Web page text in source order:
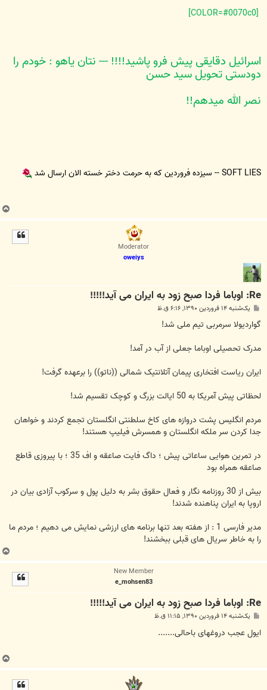
اسرائيل دقايقی پيش فرو پاشيد!!!! --- نتان ياهو : خودم را
دودستی تحويل سيد حسن
نصر الله ميدهم!!
SOFT LIES -- سیزده فروردین که به حرمت دختر خسته الان ارسال شد
ب
ا
Moderator
oweiys
Re: اوباما فردا صبح زود به ایران می آید!!!!!
پ
ت
یک‌شنبه ۱۴ فروردین ۱۳۹۰, ۶:۱۶ ق.ظ
گواردیولا سرمربی تیم ملی شد!
مدرک تحصیلی اوباما جعلی از آب در آمد!
ایران ریاست افتخاری پیمان آتلانتیک شمالی ((ناتو)) را برعهده گرفت!
لحظاتی پیش آمریکا به 50 ایالت بزرگ و کوچک تقسیم شد!
مردم انگلیس پشت دروازه های کاخ سلطنتی انگلستان تجمع کردند و خواهان
جدا کردن سر ملکه انگلستان و همسرش فیلیپ هستند!
در تمرین هوایی ساعاتی پیش ؛ داگ فایت صاعقه و اف 35 ؛ با پیروزی قاطع
صاعقه همراه بود
بیش از 30 روزنامه نگار و فعال حقوق بشر به دلیل پول و سرکوب آزادی بیان در
اروپا به ایران پناهنده شدند!
مدیر فارسی 1 : از هفته بعد تنها برنامه های ارزشی نمایش می دهیم ؛ مردم ما
را به خاطر سریال های قبلی ببخشند!
ب
ا
New Member
e_mohsen83
Re: اوباما فردا صبح زود به ایران می آید!!!!!
پ
ت
یک‌شنبه ۱۴ فروردین ۱۳۹۰, ۱۱:۱۵ ق.ظ
ایول عجب دروغهای باحالی.......
ب
ا